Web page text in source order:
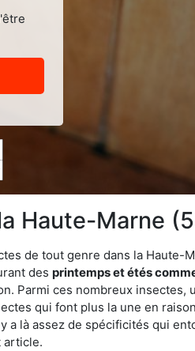
Haute-Marne
de tout genre dans la Haute-
des printemps et étés
Parmi ces nombreux insectes,
qui font plus la une en
là assez de spécificités qui
article.